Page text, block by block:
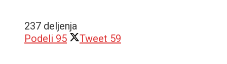
237 deljenja
Podeli 95 Tweet 59